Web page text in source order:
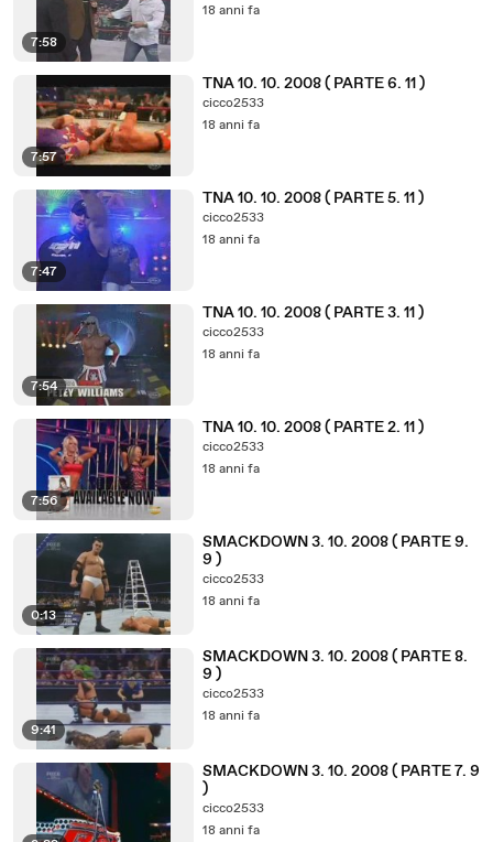
7:58
18 anni fa
7:57
TNA 10. 10. 2008 ( PARTE 6. 11 )
cicco2533
18 anni fa
7:47
TNA 10. 10. 2008 ( PARTE 5. 11 )
cicco2533
18 anni fa
7:54
TNA 10. 10. 2008 ( PARTE 3. 11 )
cicco2533
18 anni fa
7:56
TNA 10. 10. 2008 ( PARTE 2. 11 )
cicco2533
18 anni fa
0:13
SMACKDOWN 3. 10. 2008 ( PARTE 9.
9 )
cicco2533
18 anni fa
9:41
SMACKDOWN 3. 10. 2008 ( PARTE 8.
9 )
cicco2533
18 anni fa
SMACKDOWN 3. 10. 2008 ( PARTE 7. 9
)
cicco2533
18 anni fa